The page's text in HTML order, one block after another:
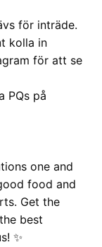
för inträde.
kolla in
för att se
PQs på
one and
food and
Get the
best
✨